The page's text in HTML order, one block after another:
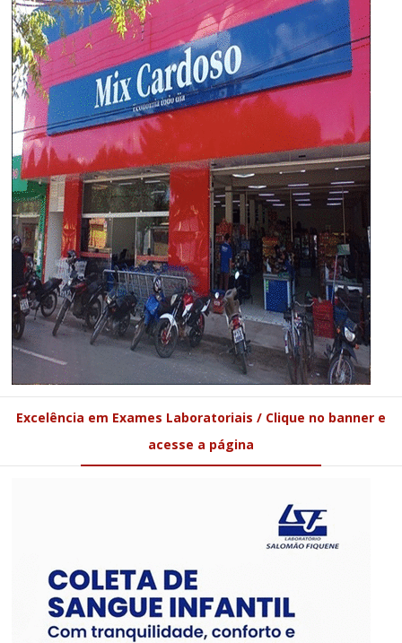
Excelência em Exames Laboratoriais / Clique no banner e
acesse a página